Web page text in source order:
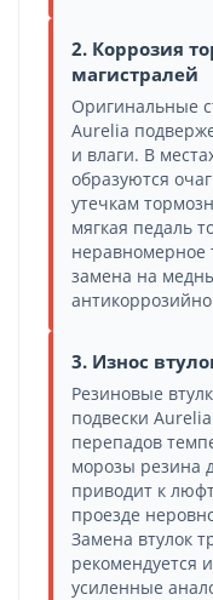
2. Коррозия
магистралей
Оригинальные
Aurelia
и влаги. В
образуются
утечкам
мягкая педаль
неравномерное
замена на
3. Износ
Резиновые
подвески
перепадов
морозы резина
приводит к
проезде
Замена втулок
рекомендуется
усиленные